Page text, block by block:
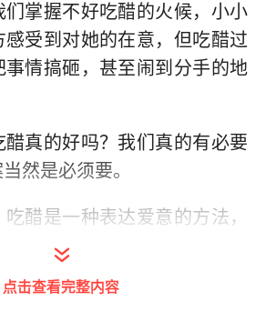
们掌握不好吃醋的火候，小小
感受到对她的在意，但吃醋过
事情搞砸，甚至闹到分手的地
真的好吗？我们真的有必要
然是必须要。
醋是一种表达爱意的方法，
吃醋。你喜欢她就一定会有为
这种情绪是你自己避免不了
点击查看完整内容